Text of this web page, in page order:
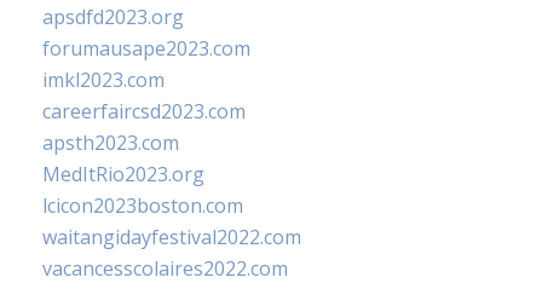
apsdfd2023.org
forumausape2023.com
imkl2023.com
careerfaircsd2023.com
apsth2023.com
MedItRio2023.org
lcicon2023boston.com
waitangidayfestival2022.com
vacancesscolaires2022.com